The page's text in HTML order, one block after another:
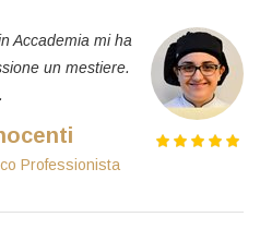
Accademia mi ha
un mestiere.
Professionista